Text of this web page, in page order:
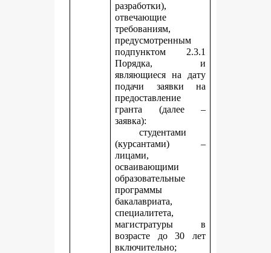
разработки),
отвечающие
требованиям,
предусмотренным
подпунктом 2.3.1
Порядка, и
являющиеся на дату
подачи заявки на
предоставление
гранта (далее –
заявка):
студентами
(курсантами) –
лицами,
осваивающими
образовательные
программы
бакалавриата,
специалитета,
магистратуры в
возрасте до 30 лет
включительно;